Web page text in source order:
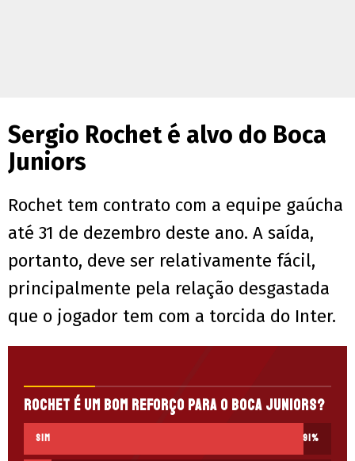
Sergio Rochet é alvo do Boca
Juniors
Rochet tem contrato com a equipe gaúcha
até 31 de dezembro deste ano. A saída,
portanto, deve ser relativamente fácil,
principalmente pela relação desgastada
que o jogador tem com a torcida do Inter.
Rochet é um bom reforço para o Boca Juniors?
Sim 91%